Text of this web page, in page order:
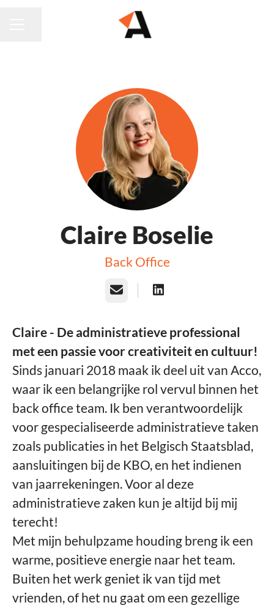
Claire Boselie
Back Office
E-mailadres
Claire - De administratieve professional
met een passie voor creativiteit en cultuur!
Sinds januari 2018 maak ik deel uit van Acco,
waar ik een belangrijke rol vervul binnen het
back office team. Ik ben verantwoordelijk
voor gespecialiseerde administratieve taken
zoals publicaties in het Belgisch Staatsblad,
aansluitingen bij de KBO, en het indienen
van jaarrekeningen. Voor al deze
administratieve zaken kun je altijd bij mij
terecht!
Met mijn behulpzame houding breng ik een
warme, positieve energie naar het team.
Buiten het werk geniet ik van tijd met
vrienden, of het nu gaat om een gezellige